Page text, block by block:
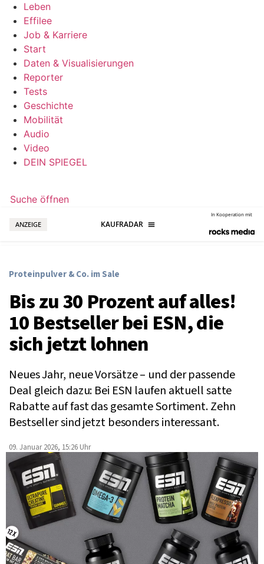
Leben
Effilee
Job & Karriere
Start
Daten & Visualisierungen
Reporter
Tests
Geschichte
Mobilität
Audio
Video
DEIN SPIEGEL
Suche öffnen
ANZEIGE
In Kooperation mit
Proteinpulver & Co. im Sale
Bis zu 30 Prozent auf alles!
10 Bestseller bei ESN, die
sich jetzt lohnen
Neues Jahr, neue Vorsätze – und der passende
Deal gleich dazu: Bei ESN laufen aktuell satte
Rabatte auf fast das gesamte Sortiment. Zehn
Bestseller sind jetzt besonders interessant.
09. Januar 2026, 15:26 Uhr